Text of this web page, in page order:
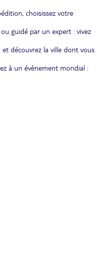
choisissez votre
guidé par un expert : vivez
découvrez la ville dont vous
à un évènement mondial :